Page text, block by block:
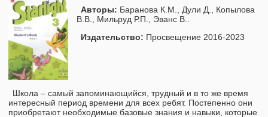
Авторы: Баранова К.М., Дули Д., Копылова
В.В., Мильруд Р.П., Эванс В..
Издательство: Просвещение 2016-2023
Школа – самый запоминающийся, трудный и в то же время
интересный период времени для всех ребят. Постепенно они
приобретают необходимые базовые знания и навыки, которые